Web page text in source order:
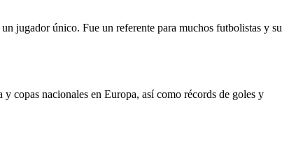
jugador único. Fue un referente para muchos futbolistas y su
copas nacionales en Europa, así como récords de goles y